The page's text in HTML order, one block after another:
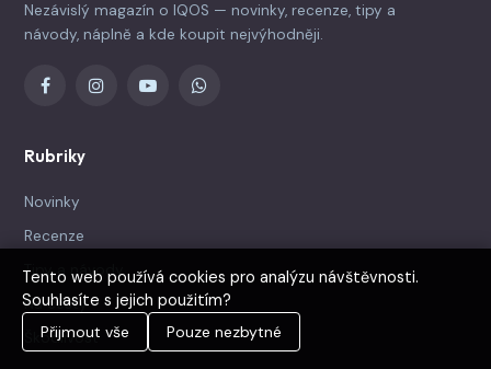
Nezávislý magazín o IQOS — novinky, recenze, tipy a
návody, náplně a kde koupit nejvýhodněji.
Rubriky
Novinky
Recenze
Tipy a návody
Na cesty
Škodlivost
Tento web používá cookies pro analýzu návštěvnosti.
Souhlasíte s jejich použitím?
Přijmout vše
Pouze nezbytné